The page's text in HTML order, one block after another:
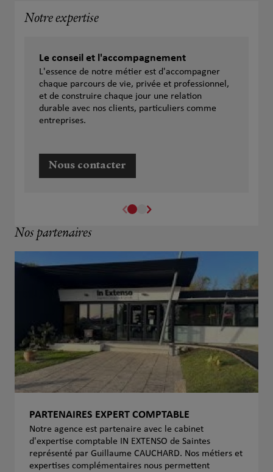
Notre expertise
Le conseil et l'accompagnement
L'essence de notre métier est d'accompagner
chaque parcours de vie, privée et professionnel,
et de construire chaque jour une relation
durable avec nos clients, particuliers comme
entreprises.
Nous contacter
Nos partenaires
PARTENAIRES EXPERT COMPTABLE
Notre agence est partenaire avec le cabinet
d'expertise comptable IN EXTENSO de Saintes
représenté par Guillaume CAUCHARD. Nos métiers et
expertises complémentaires nous permettent